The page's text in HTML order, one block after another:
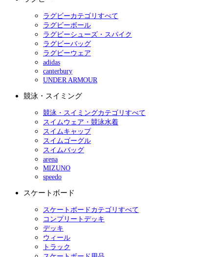
ラグビーカテゴリすべて
ラグビーボール
ラグビーシューズ・スパイク
ラグビーバッグ
ラグビーウェア
adidas
canterbury
UNDER ARMOUR
競泳・スイミング
競泳・スイミングカテゴリすべて
スイムウェア・競泳水着
スイムキャップ
スイムゴーグル
スイムバッグ
arena
MIZUNO
speedo
スケートボード
スケートボードカテゴリすべて
コンプリートデッキ
デッキ
ウィール
トラック